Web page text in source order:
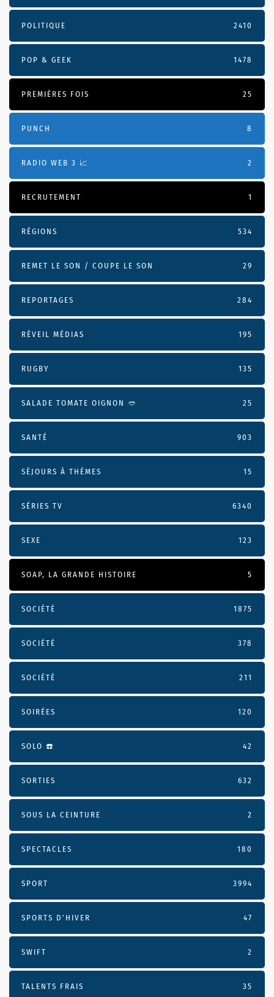
POLITIQUE 2410
POP & GEEK 1478
PREMIÈRES FOIS 25
PUNCH 8
RADIO WEB 3 📈 2
RECRUTEMENT 1
RÉGIONS 534
REMET LE SON / COUPE LE SON 29
REPORTAGES 284
RÉVEIL MÉDIAS 195
RUGBY 135
SALADE TOMATE OIGNON 🥙 25
SANTÉ 903
SÉJOURS À THÈMES 15
SÉRIES TV 6340
SEXE 123
SOAP, LA GRANDE HISTOIRE 5
SOCIÉTÉ 1875
SOCIÉTÉ 378
SOCIÉTÉ 211
SOIRÉES 120
SOLO ☎️ 42
SORTIES 632
SOUS LA CEINTURE 2
SPECTACLES 180
SPORT 3994
SPORTS D'HIVER 47
SWIFT 2
TALENTS FRAIS 35